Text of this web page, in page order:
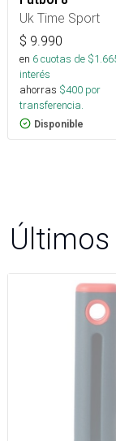
Uk Time Sport
$ 9.990
en 6cuotas de $
interés
ahorras $400 por
transferencia.
Disponible